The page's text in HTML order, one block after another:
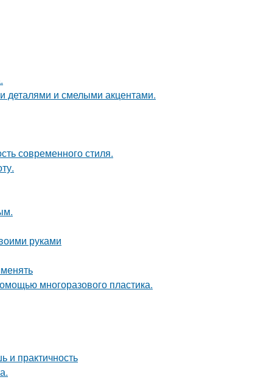
деталями и смелыми акцентами.
современного стиля.
руками
многоразового пластика.
и практичность